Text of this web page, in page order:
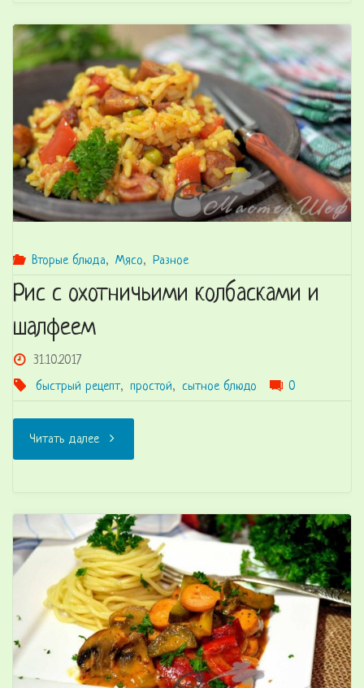
с
сыром
и
овощами"
Вторые блюда, Мясо, Разное
Рис с охотничьими колбасками и
шалфеем
31.10.2017
быстрый рецепт, простой, сытное блюдо 0
Читать далее"Рис
охотничьими
колбасками
и
шалфеем"